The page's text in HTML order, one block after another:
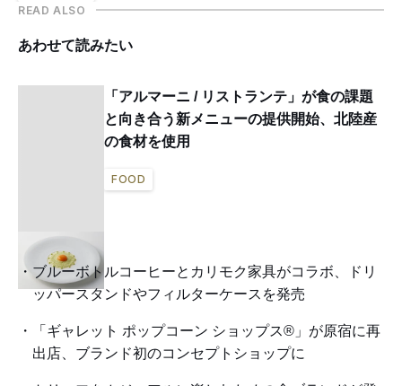
READ ALSO
あわせて読みたい
「アルマーニ / リストランテ」が食の課題
と向き合う新メニューの提供開始、北陸産
の食材を使用
FOOD
ブルーボトルコーヒーとカリモク家具がコラボ、ドリ
ッパースタンドやフィルターケースを発売
「ギャレット ポップコーン ショップス®」が原宿に再
出店、ブランド初のコンセプトショップに